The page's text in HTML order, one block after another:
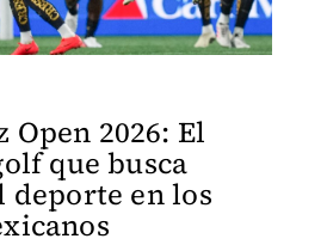
Open 2026: El
que busca
deporte en los